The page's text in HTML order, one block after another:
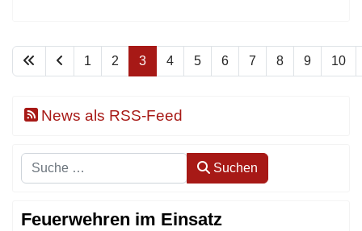
1 2 3 4 5 6 7 8 9 10
News als RSS-Feed
Suchen Suchen
Feuerwehren im Einsatz